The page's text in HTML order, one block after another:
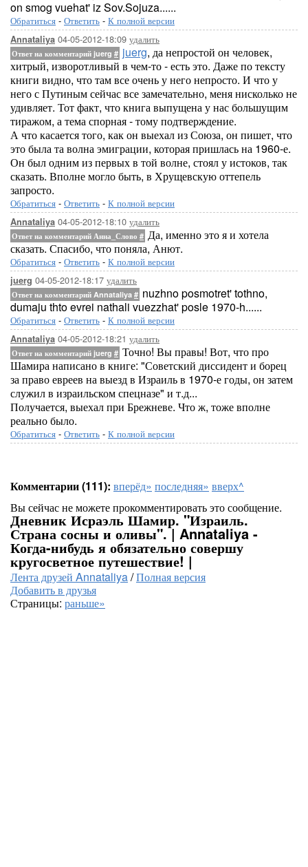
on smog vuehat' iz Sov.Sojuza......
Обратиться - Ответить - К полной версии
Annataliya 04-05-2012-18:09 удалить
Ответ на комментарий juerg # juerg, да непростой он человек,
хитрый, изворотливый в чем-то - есть это. Даже по тексту
книги видно, что там все очень у него непросто. И что у
него с Путиным сейчас все замечательно, меня нисколько не
удивляет. Тот факт, что книга выпущена у нас большущим
тиражом, а тема спорная - тому подтверждение.
А что касается того, как он выехал из Союза, он пишет, что
это была та волна эмиграции, которая пришлась на 1960-е.
Он был одним из первых в той волне, стоял у истоков, так
сказать. Вполне могло быть, в Хрущевскую оттепель
запросто.
Обратиться - Ответить - К полной версии
Annataliya 04-05-2012-18:10 удалить
Ответ на комментарий Анна_Слово # Да, именно это я и хотела
сказать. Спасибо, что поняла, Анют.
Обратиться - Ответить - К полной версии
juerg 04-05-2012-18:17 удалить
Ответ на комментарий Annataliya # nuzhno posmotret' tothno,
dumaju thto evrei nathali vuezzhat' posle 1970-h......
Обратиться - Ответить - К полной версии
Annataliya 04-05-2012-18:21 удалить
Ответ на комментарий juerg # Точно! Вы правы! Вот, что про
Шамира написано в книге: "Советский диссидент и борец
за право евреев на выезд в Израиль в 1970-е годы, он затем
служил в израильском спецназе" и т.д...
Получается, выехал при Брежневе. Что ж, тоже вполне
реально было.
Обратиться - Ответить - К полной версии
Комментарии (111): вперёд» последняя» вверх^
Вы сейчас не можете прокомментировать это сообщение.
Дневник Исраэль Шамир. "Израиль.
Страна сосны и оливы". | Annataliya -
Когда-нибудь я обязательно совершу
кругосветное путешествие! |
Лента друзей Annataliya/Полная версия
Добавить в друзья
Страницы: раньше»